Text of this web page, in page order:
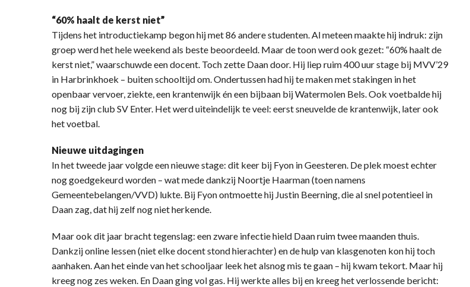
“60% haalt de kerst niet”
Tijdens het introductiekamp begon hij met 86 andere studenten. Al meteen maakte hij indruk: zijn
groep werd het hele weekend als beste beoordeeld. Maar de toon werd ook gezet: “60% haalt de
kerst niet,” waarschuwde een docent. Toch zette Daan door. Hij liep ruim 400 uur stage bij MVV’29
in Harbrinkhoek – buiten schooltijd om. Ondertussen had hij te maken met stakingen in het
openbaar vervoer, ziekte, een krantenwijk én een bijbaan bij Watermolen Bels. Ook voetbalde hij
nog bij zijn club SV Enter. Het werd uiteindelijk te veel: eerst sneuvelde de krantenwijk, later ook
het voetbal.
Nieuwe uitdagingen
In het tweede jaar volgde een nieuwe stage: dit keer bij Fyon in Geesteren. De plek moest echter
nog goedgekeurd worden – wat mede dankzij Noortje Haarman (toen namens
Gemeentebelangen/VVD) lukte. Bij Fyon ontmoette hij Justin Beerning, die al snel potentieel in
Daan zag, dat hij zelf nog niet herkende.
Maar ook dit jaar bracht tegenslag: een zware infectie hield Daan ruim twee maanden thuis.
Dankzij online lessen (niet elke docent stond hierachter) en de hulp van klasgenoten kon hij toch
aanhaken. Aan het einde van het schooljaar leek het alsnog mis te gaan – hij kwam tekort. Maar hij
kreeg nog zes weken. En Daan ging vol gas. Hij werkte alles bij en kreeg het verlossende bericht: